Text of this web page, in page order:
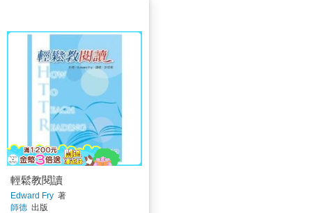
輕鬆教閱讀
Edward Fry 著
師德 出版